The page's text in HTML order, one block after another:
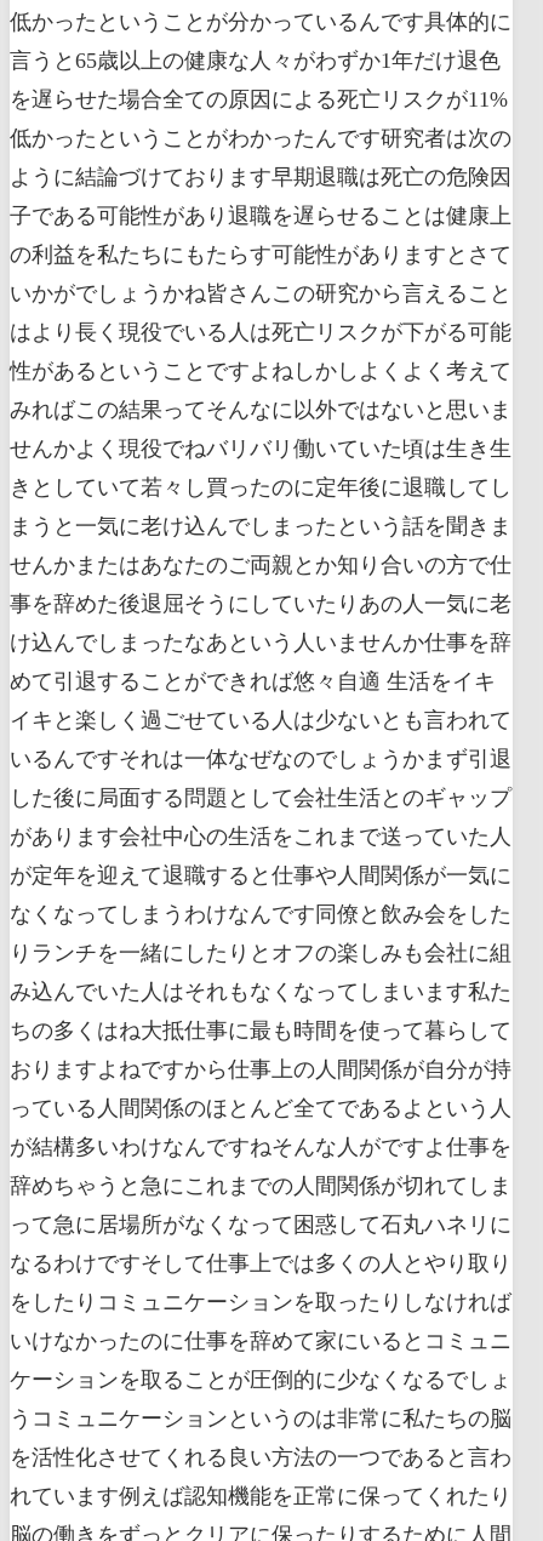
低かったということが分かっているんです具体的に
言うと65歳以上の健康な人々がわずか1年だけ退色
を遅らせた場合全ての原因による死亡リスクが11%
低かったということがわかったんです研究者は次の
ように結論づけております早期退職は死亡の危険因
子である可能性があり退職を遅らせることは健康上
の利益を私たちにもたらす可能性がありますとさて
いかがでしょうかね皆さんこの研究から言えること
はより長く現役でいる人は死亡リスクが下がる可能
性があるということですよねしかしよくよく考えて
みればこの結果ってそんなに以外ではないと思いま
せんかよく現役でねバリバリ働いていた頃は生き生
きとしていて若々し買ったのに定年後に退職してし
まうと一気に老け込んでしまったという話を聞きま
せんかまたはあなたのご両親とか知り合いの方で仕
事を辞めた後退屈そうにしていたりあの人一気に老
け込んでしまったなあという人いませんか仕事を辞
めて引退することができれば悠々自適 生活をイキ
イキと楽しく過ごせている人は少ないとも言われて
いるんですそれは一体なぜなのでしょうかまず引退
した後に局面する問題として会社生活とのギャップ
があります会社中心の生活をこれまで送っていた人
が定年を迎えて退職すると仕事や人間関係が一気に
なくなってしまうわけなんです同僚と飲み会をした
りランチを一緒にしたりとオフの楽しみも会社に組
み込んでいた人はそれもなくなってしまいます私た
ちの多くはね大抵仕事に最も時間を使って暮らして
おりますよねですから仕事上の人間関係が自分が持
っている人間関係のほとんど全てであるよという人
が結構多いわけなんですねそんな人がですよ仕事を
辞めちゃうと急にこれまでの人間関係が切れてしま
って急に居場所がなくなって困惑して石丸ハネリに
なるわけですそして仕事上では多くの人とやり取り
をしたりコミュニケーションを取ったりしなければ
いけなかったのに仕事を辞めて家にいるとコミュニ
ケーションを取ることが圧倒的に少なくなるでしょ
うコミュニケーションというのは非常に私たちの脳
を活性化させてくれる良い方法の一つであると言わ
れています例えば認知機能を正常に保ってくれたり
脳の働きをずっとクリアに保ったりするために人間